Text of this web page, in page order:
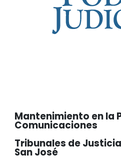
Mantenimiento en la
Comunicaciones
Tribunales de
San José